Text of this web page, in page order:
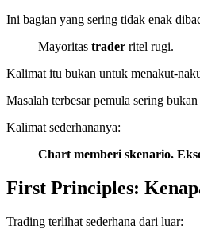
Ini bagian yang sering tidak enak
Mayoritas trader ritel rugi.
Kalimat itu bukan untuk menakut-
Masalah terbesar pemula sering
Kalimat sederhananya:
Chart memberi skenario.
First Principles:
Trading terlihat sederhana dari luar: